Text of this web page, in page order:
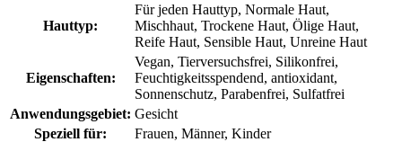
Hauttyp:
Für jeden Hauttyp, Normale Haut,
Mischhaut, Trockene Haut, Ölige Haut,
Reife Haut, Sensible Haut, Unreine Haut
Eigenschaften:
Vegan, Tierversuchsfrei, Silikonfrei,
Feuchtigkeitsspendend, antioxidant,
Sonnenschutz, Parabenfrei, Sulfatfrei
Anwendungsgebiet: Gesicht
Speziell für:
Frauen, Männer, Kinder